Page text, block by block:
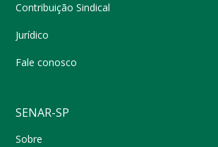
Contribuição Sindical
Jurídico
Fale conosco
SENAR-SP
Sobre